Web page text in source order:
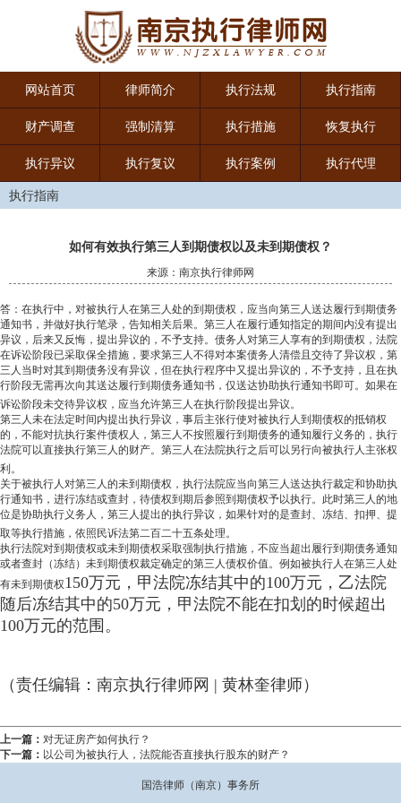
网站首页 律师简介 执行法规 执行指南
财产调查 强制清算 执行措施 恢复执行
执行异议 执行复议 执行案例 执行代理
执行指南
如何有效执行第三人到期债权以及未到期债权？
来源：南京执行律师网
答：在执行中，对被执行人在第三人处的到期债权，应当向第三人送达履行到期债务
通知书，并做好执行笔录，告知相关后果。第三人在履行通知指定的期间内没有提出
异议，后来又反悔，提出异议的，不予支持。债务人对第三人享有的到期债权，法院
在诉讼阶段已采取保全措施，要求第三人不得对本案债务人清偿且交待了异议权，第
三人当时对其到期债务没有异议，但在执行程序中又提出异议的，不予支持，且在执
行阶段无需再次向其送达履行到期债务通知书，仅送达协助执行通知书即可。如果在
诉讼阶段未交待异议权，应当允许第三人在执行阶段提出异议。
第三人未在法定时间内提出执行异议，事后主张行使对被执行人到期债权的抵销权
的，不能对抗执行案件债权人，第三人不按照履行到期债务的通知履行义务的，执行
法院可以直接执行第三人的财产。第三人在法院执行之后可以另行向被执行人主张权
利。
关于被执行人对第三人的未到期债权，执行法院应当向第三人送达执行裁定和协助执
行通知书，进行冻结或查封，待债权到期后参照到期债权予以执行。此时第三人的地
位是协助执行义务人，第三人提出的执行异议，如果针对的是查封、冻结、扣押、提
取等执行措施，依照民诉法第二百二十五条处理。
执行法院对到期债权或未到期债权采取强制执行措施，不应当超出履行到期债务通知
或者查封（冻结）未到期债权裁定确定的第三人债权价值。例如被执行人在第三人处
有未到期债权150万元，甲法院冻结其中的100万元，乙法院
随后冻结其中的50万元，甲法院不能在扣划的时候超出
100万元的范围。
（责任编辑：南京执行律师网 | 黄林奎律师）
上一篇： 对无证房产如何执行？
下一篇： 以公司为被执行人，法院能否直接执行股东的财产？
国浩律师（南京）事务所